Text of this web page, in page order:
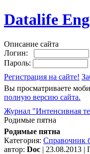
Datalife
Описание сайта
Логин:
Пароль:
Регистрация на сайте!
Вы просматриваете
полную версию сайта.
Журнал "Интенсивная
Родимые пятна
Родимые пятна
Категория: Справочник
автор: Doc | 23.08.2013 |